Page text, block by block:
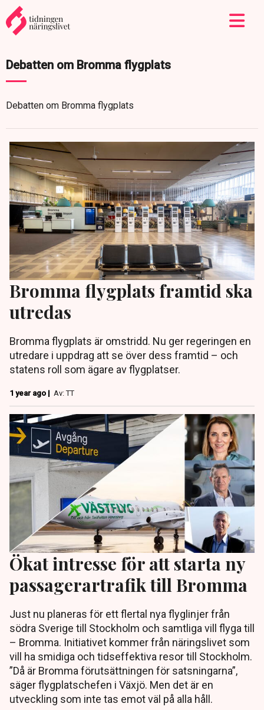
Debatten om Bromma flygplats
Debatten om Bromma flygplats
Bromma flygplats framtid ska
utredas
Bromma flygplats är omstridd. Nu ger regeringen en
utredare i uppdrag att se över dess framtid – och
statens roll som ägare av flygplatser.
1 year ago | Av: TT
Ökat intresse för att starta ny
passagerartrafik till Bromma
Just nu planeras för ett flertal nya flyglinjer från
södra Sverige till Stockholm och samtliga vill flyga till
– Bromma. Initiativet kommer från näringslivet som
vill ha smidiga och tidseffektiva resor till Stockholm.
”Då är Bromma förutsättningen för satsningarna”,
säger flygplatschefen i Växjö. Men det är en
utveckling som inte tas emot väl på alla håll.